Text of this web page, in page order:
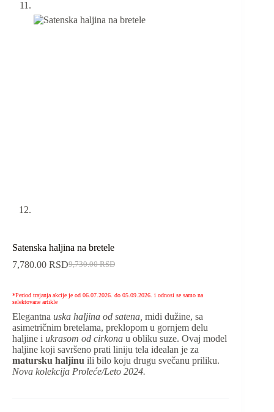
Satenska haljina na bretele
9,730.00RSD
7,780.00 RSD
*Period trajanja akcije je od 06.07.2026. do 05.09.2026. i odnosi se samo na
selektovane artikle
Elegantna uska haljina od satena, midi dužine, sa
asimetričnim bretelama, preklopom u gornjem delu
haljine i ukrasom od cirkona u obliku suze. Ovaj model
haljine koji savršeno prati liniju tela idealan je za
matursku haljinu ili bilo koju drugu svečanu priliku.
Nova kolekcija Proleće/Leto 2024.